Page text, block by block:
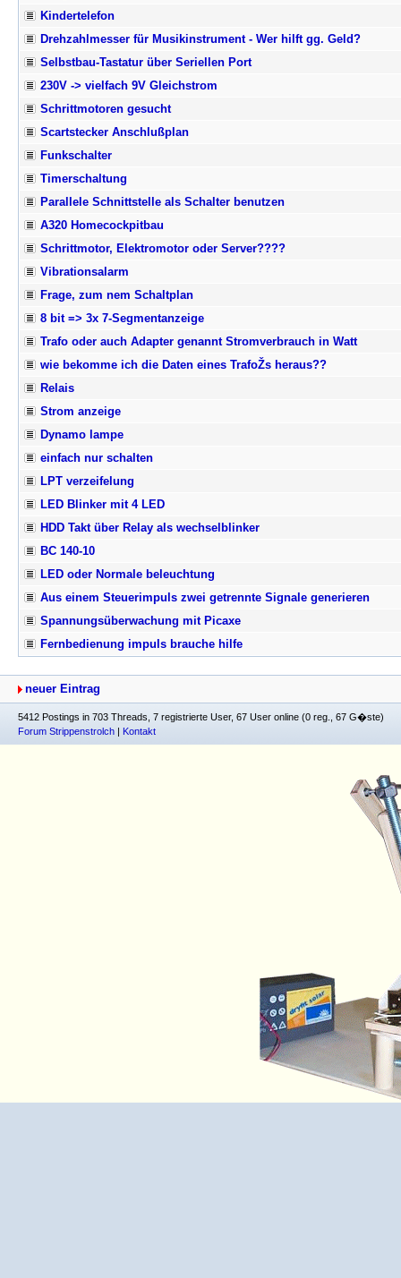
Kindertelefon
Drehzahlmesser für Musikinstrument - Wer hilft gg. Geld?
Selbstbau-Tastatur über Seriellen Port
230V -> vielfach 9V Gleichstrom
Schrittmotoren gesucht
Scartstecker Anschlußplan
Funkschalter
Timerschaltung
Parallele Schnittstelle als Schalter benutzen
A320 Homecockpitbau
Schrittmotor, Elektromotor oder Server????
Vibrationsalarm
Frage, zum nem Schaltplan
8 bit => 3x 7-Segmentanzeige
Trafo oder auch Adapter genannt Stromverbrauch in Watt
wie bekomme ich die Daten eines TrafoŽs heraus??
Relais
Strom anzeige
Dynamo lampe
einfach nur schalten
LPT verzeifelung
LED Blinker mit 4 LED
HDD Takt über Relay als wechselblinker
BC 140-10
LED oder Normale beleuchtung
Aus einem Steuerimpuls zwei getrennte Signale generieren
Spannungsüberwachung mit Picaxe
Fernbedienung impuls brauche hilfe
neuer Eintrag
5412 Postings in 703 Threads, 7 registrierte User, 67 User online (0 reg., 67 G�ste)
Forum Strippenstrolch | Kontakt